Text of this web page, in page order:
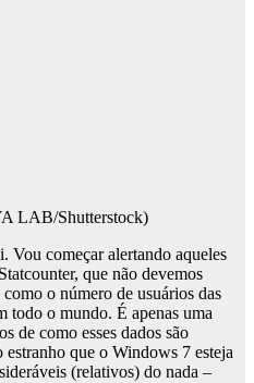
LAB/Shutterstock)
Vou começar alertando aqueles
que não devemos
o número de usuários das
todo o mundo. É apenas uma
de como esses dados são
que o Windows 7 esteja
​​(relativos) do nada –